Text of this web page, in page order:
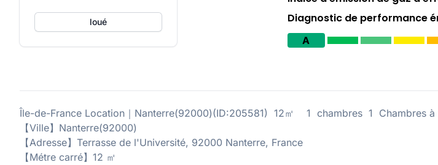
loué
Diagnostic de performance
A
Île-de-France Location｜Nanterre(92000)(ID:205581) 12㎡ 1 chambres 1 Chambres
【Ville】Nanterre(92000)
【Adresse】Terrasse de l'Université, 92000 Nanterre, France
【Métre carré】12 ㎡